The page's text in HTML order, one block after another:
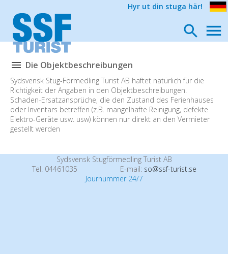
Hyr ut din stuga här!
Die Objektbeschreibungen
Sydsvensk Stug-Förmedling Turist AB haftet natürlich für die
Richtigkeit der Angaben in den Objektbeschreibungen.
Schaden-Ersatzansprüche, die den Zustand des Ferienhauses
oder Inventars betreffen (z.B. mangelhafte Reinigung, defekte
Elektro-Geräte usw. usw) können nur direkt an den Vermieter
gestellt werden
Sydsvensk Stugförmedling Turist AB
Tel. 04461035
E-mail: so@ssf-turist.se
Journummer 24/7